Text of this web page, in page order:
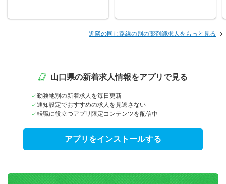
近隣の同じ路線の別の薬剤師求人をもっと見る
山口県の新着求人情報をアプリで見る
勤務地別の新着求人を毎日更新
通知設定でおすすめの求人を見逃さない
転職に役立つアプリ限定コンテンツを配信中
アプリをインストールする